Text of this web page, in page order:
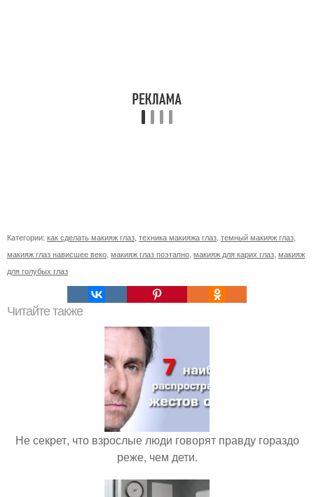
Категории: как сделать макияж глаз техника макияжа глаз темный макияж глаз
макияж глаз нависшее веко макияж глаз поэтапно макияж для карих глаз макияж
для голубых глаз
Читайте также
Не секрет, что взрослые люди говорят правду гораздо
реже, чем дети.